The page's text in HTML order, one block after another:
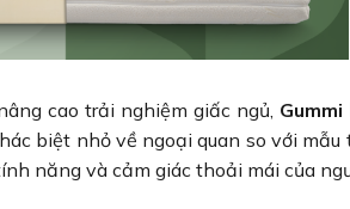
cao trải nghiệm giấc ngủ, Gummi
biệt nhỏ về ngoại quan so với
năng và cảm giác thoải mái của